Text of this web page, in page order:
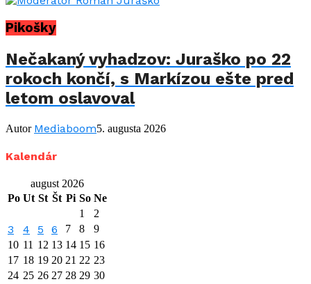
Pikošky
Nečakaný vyhadzov: Juraško po 22
rokoch končí, s Markízou ešte pred
letom oslavoval
Autor Mediaboom5. augusta 2026
Kalendár
august 2026
Po Ut St Št Pi So Ne
1
2
3 4 5 6 7 8
9
10 11 12 13 14 15 16
17 18 19 20 21 22 23
24 25 26 27 28 29 30